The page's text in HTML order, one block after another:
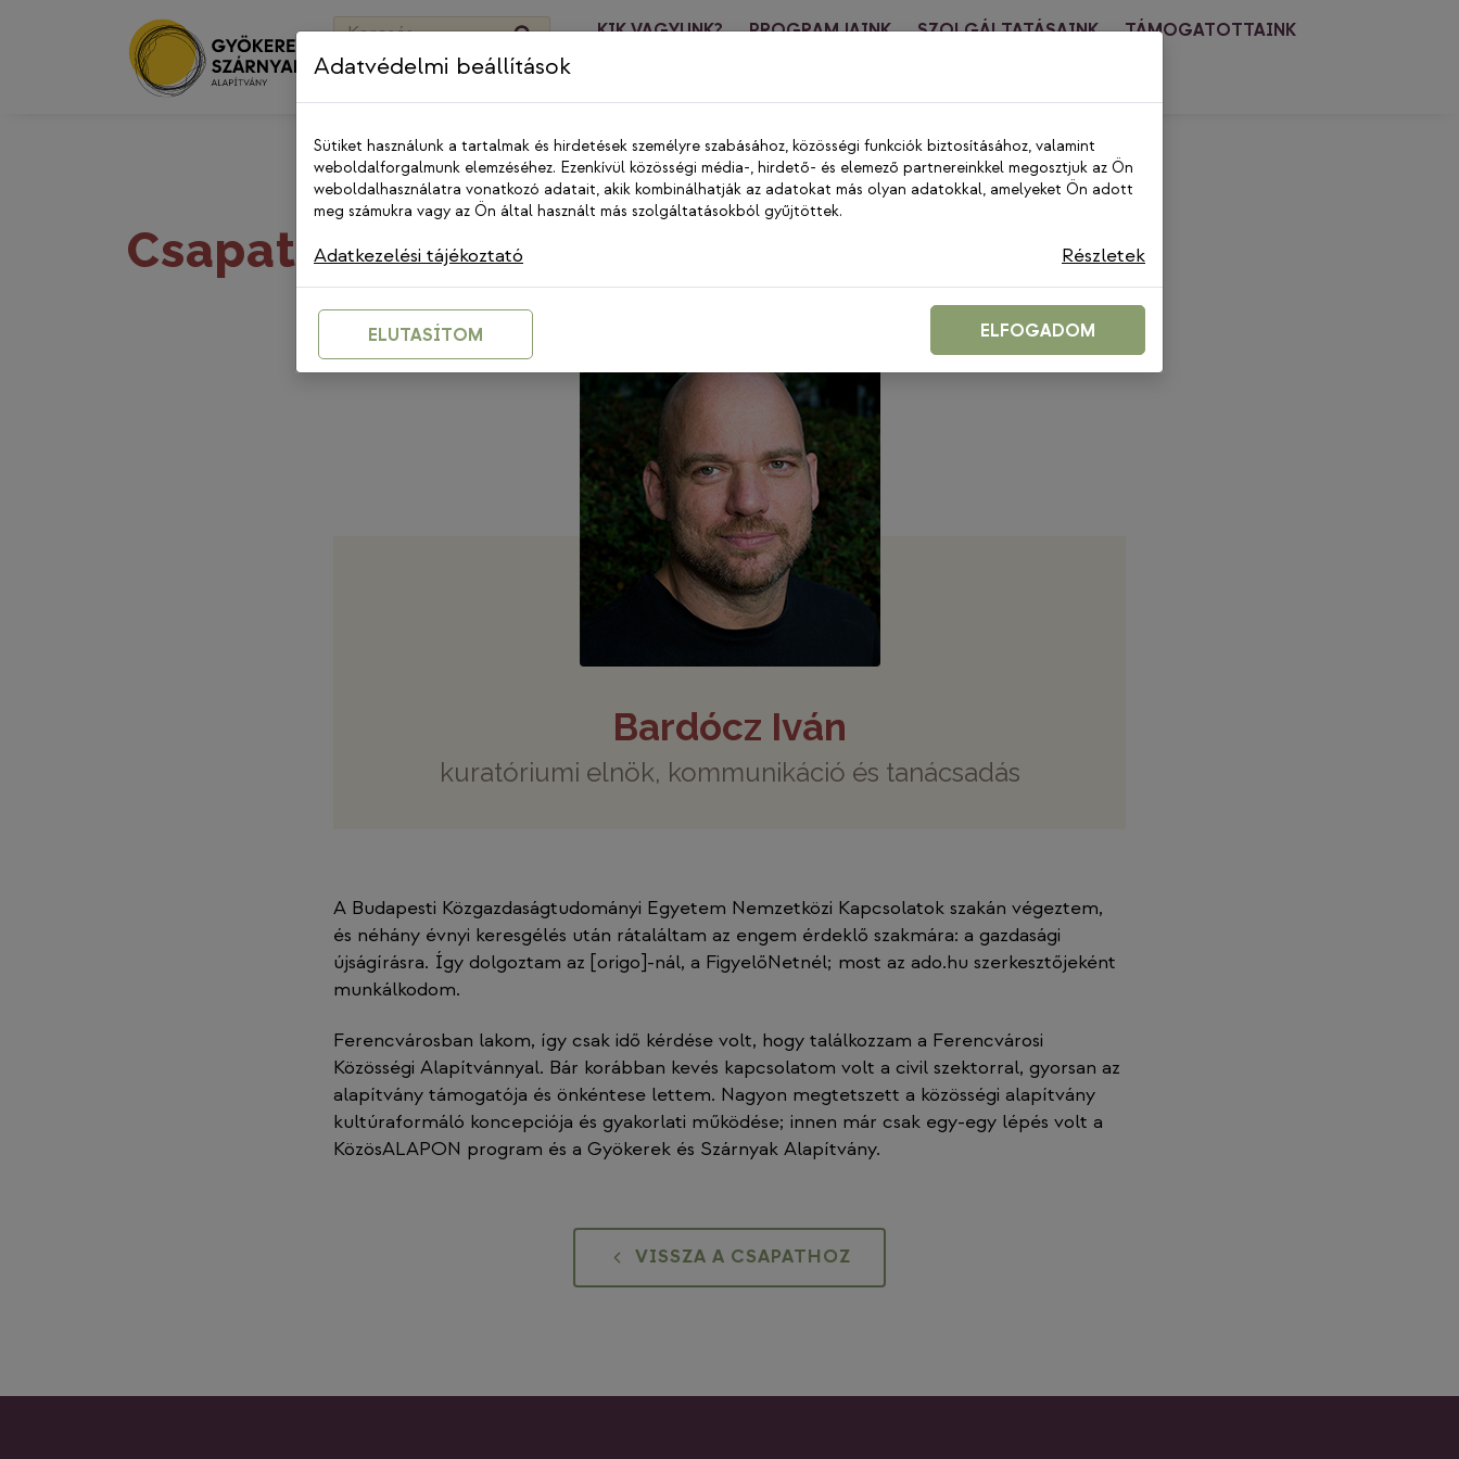
Keresés: KIK VAGYUNK? PROGRAMJAINK SZOLGÁLTATÁSAINK
TÁMOGATOTTAINK
Csapatunk
Bardócz Iván
kuratóriumi elnök, kommunikáció és tanácsadás
A Budapesti Közgazdaságtudományi Egyetem Nemzetközi Kapcsolatok szakán végeztem,
és néhány évnyi keresgélés után rátaláltam az engem érdeklő szakmára: a gazdasági
újságírásra. Így dolgoztam az [origo]-nál, a FigyelőNetnél; most az ado.hu szerkesztőjeként
munkálkodom.
Ferencvárosban lakom, így csak idő kérdése volt, hogy találkozzam a Ferencvárosi
Közösségi Alapítvánnyal. Bár korábban kevés kapcsolatom volt a civil szektorral, gyorsan az
alapítvány támogatója és önkéntese lettem. Nagyon megtetszett a közösségi alapítvány
kultúraformáló koncepciója és gyakorlati működése; innen már csak egy-egy lépés volt a
KözösALAPON program és a Gyökerek és Szárnyak Alapítvány.
VISSZA A CSAPATHOZ
Adatvédelmi beállítások
Sütiket használunk a tartalmak és hirdetések személyre szabásához, közösségi funkciók biztosításához, valamint
weboldalforgalmunk elemzéséhez. Ezenkívül közösségi média-, hirdető- és elemező partnereinkkel megosztjuk az Ön
weboldalhasználatra vonatkozó adatait, akik kombinálhatják az adatokat más olyan adatokkal, amelyeket Ön adott
meg számukra vagy az Ön által használt más szolgáltatásokból gyűjtöttek.
Adatkezelési tájékoztató Részletek
ELUTASÍTOM ELFOGADOM